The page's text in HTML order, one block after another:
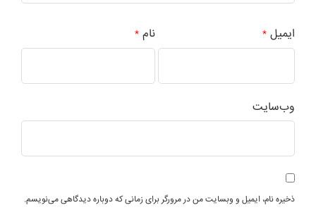
نام * ایمیل*
وب‌سایت
ذخیره نام، ایمیل و وبسایت من در مرورگر برای زمانی که دوباره دیدگاهی می‌نویسم.